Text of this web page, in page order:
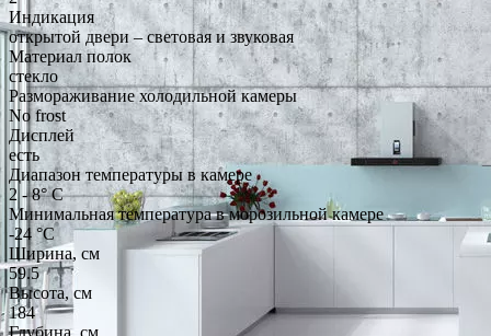
Индикация
открытой двери – световая и звуковая
Материал полок
стекло
Размораживание холодильной камеры
No frost
Дисплей
есть
Диапазон температуры в камере
2 - 8° С
Минимальная температура в морозильной камере
-24 °C
Ширина, см
59.5
Высота, см
184
Глубина, см